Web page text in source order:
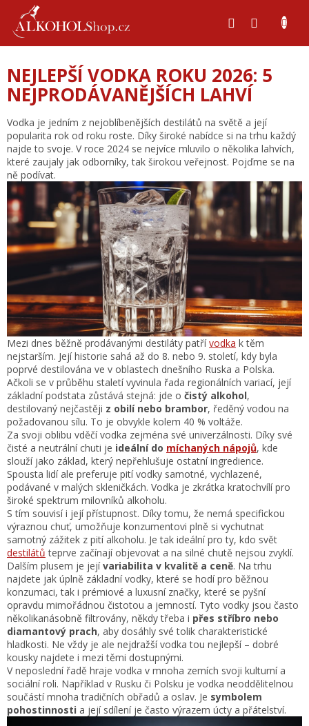
obsah
NEJLEPŠÍ VODKA ROKU 2026: 5
NEJPRODÁVANĚJŠÍCH LAHVÍ
Vodka je jedním z nejoblíbenějších destilátů na světě a její
popularita rok od roku roste. Díky široké nabídce si na trhu každý
najde to svoje. V roce 2024 se nejvíce mluvilo o několika lahvích,
které zaujaly jak odborníky, tak širokou veřejnost. Pojďme se na
ně podívat.
Mezi dnes běžně prodávanými destiláty patřívodka k těm
nejstarším. Její historie sahá až do 8. nebo 9. století, kdy byla
poprvé destilována ve v oblastech dnešního Ruska a Polska.
Ačkoli se v průběhu staletí vyvinula řada regionálních variací, její
základní podstata zůstává stejná: jde o čistý alkohol,
destilovaný nejčastěji z obilí nebo brambor, ředěný vodou na
požadovanou sílu. To je obvykle kolem 40 % voltáže.
Za svoji oblibu vděčí vodka zejména své univerzálnosti. Díky své
čisté a neutrální chuti je ideální do míchaných nápojů, kde
slouží jako základ, který nepřehlušuje ostatní ingredience.
Spousta lidí ale preferuje pití vodky samotné, vychlazené,
podávané v malých skleničkách. Vodka je zkrátka kratochvílí pro
široké spektrum milovníků alkoholu.
S tím souvisí i její přístupnost. Díky tomu, že nemá specifickou
výraznou chuť, umožňuje konzumentovi plně si vychutnat
samotný zážitek z pití alkoholu. Je tak ideální pro ty, kdo svět
destilátů teprve začínají objevovat a na silné chutě nejsou zvyklí.
Dalším plusem je jejívariabilita v kvalitě a ceně. Na trhu
najdete jak úplně základní vodky, které se hodí pro běžnou
konzumaci, tak i prémiové a luxusní značky, které se pyšní
opravdu mimořádnou čistotou a jemností. Tyto vodky jsou často
několikanásobně filtrovány, někdy třeba i přes stříbro nebo
diamantový prach, aby dosáhly své tolik charakteristické
hladkosti. Ne vždy je ale nejdražší vodka tou nejlepší – dobré
kousky najdete i mezi těmi dostupnými.
V neposlední řadě hraje vodka v mnoha zemích svoji kulturní a
sociální roli. Například v Rusku či Polsku je vodka neoddělitelnou
součástí mnoha tradičních obřadů a oslav. Je symbolem
pohostinnosti a její sdílení je často výrazem úcty a přátelství.